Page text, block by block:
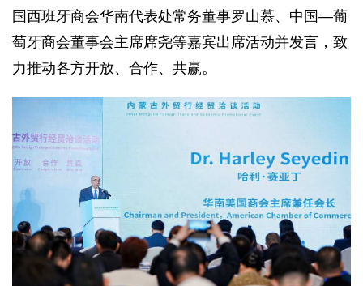
国西班牙商会华南代表处常务董事罗山慕、中国—葡
萄牙商会董事会主席席尧等嘉宾出席活动并发言，致
力推动各方开放、合作、共赢。